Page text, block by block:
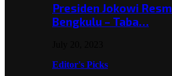
Presiden Jokowi
Bengkulu – Taba…
Editor's Picks